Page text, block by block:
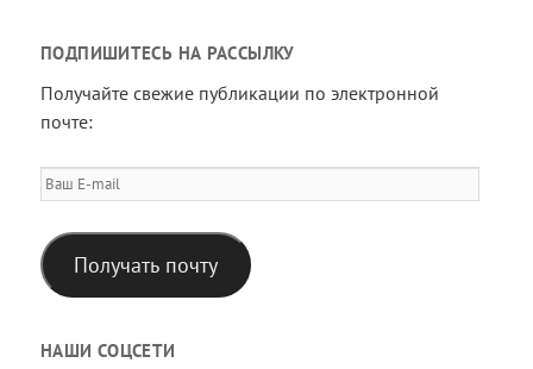
ПОДПИШИТЕСЬ НА РАССЫЛКУ
Получайте свежие публикации по электронной
почте:
Ваш
E-
mail
Получать почту
НАШИ СОЦСЕТИ